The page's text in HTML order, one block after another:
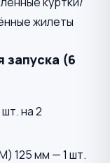
жилеты
запуска (6
на 2
125 мм — 1 шт.